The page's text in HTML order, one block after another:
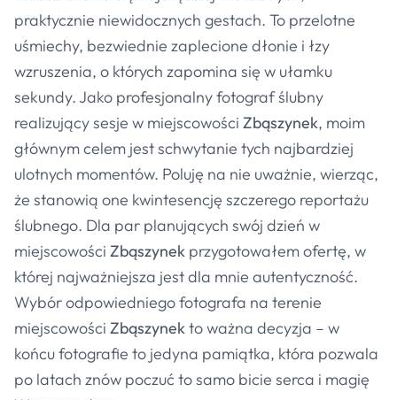
praktycznie niewidocznych gestach. To przelotne
uśmiechy, bezwiednie zaplecione dłonie i łzy
wzruszenia, o których zapomina się w ułamku
sekundy. Jako profesjonalny fotograf ślubny
realizujący sesje w miejscowości Zbąszynek, moim
głównym celem jest schwytanie tych najbardziej
ulotnych momentów. Poluję na nie uważnie, wierząc,
że stanowią one kwintesencję szczerego reportażu
ślubnego. Dla par planujących swój dzień w
miejscowości Zbąszynek przygotowałem ofertę, w
której najważniejsza jest dla mnie autentyczność.
Wybór odpowiedniego fotografa na terenie
miejscowości Zbąszynekto ważna decyzja – w
końcu fotografie to jedyna pamiątka, która pozwala
po latach znów poczuć to samo bicie serca i magię